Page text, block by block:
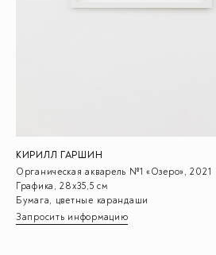
КИРИЛЛ ГАРШИН
Органическая акварель №1 «Озеро», 2021
Графика, 28х35,5 см
Бумага, цветные карандаши
Запросить информацию